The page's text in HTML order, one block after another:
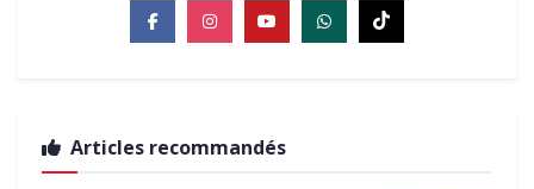
Articles recommandés